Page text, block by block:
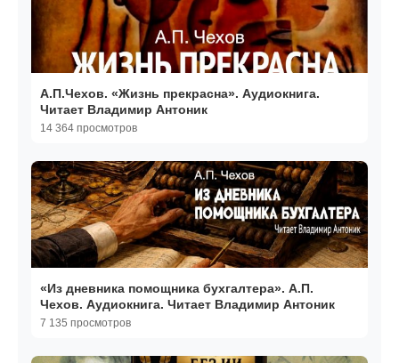
А.П.Чехов. «Жизнь прекрасна». Аудиокнига.
Читает Владимир Антоник
14 364 просмотров
«Из дневника помощника бухгалтера». А.П.
Чехов. Аудиокнига. Читает Владимир Антоник
7 135 просмотров